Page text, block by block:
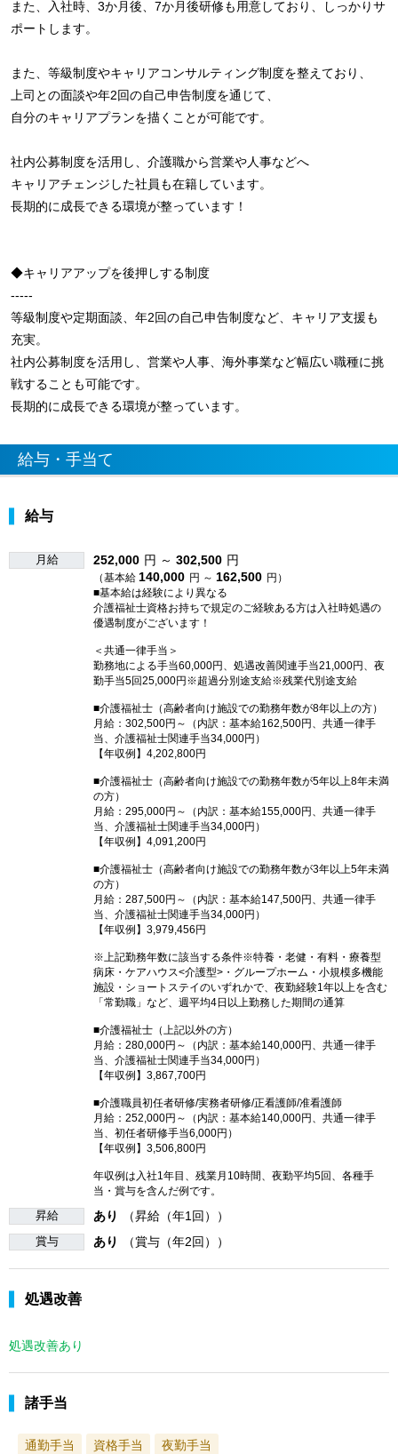
また、入社時、3か月後、7か月後研修も用意しており、しっかりサ
ポートします。
また、等級制度やキャリアコンサルティング制度を整えており、
上司との面談や年2回の自己申告制度を通じて、
自分のキャリアプランを描くことが可能です。
社内公募制度を活用し、介護職から営業や人事などへ
キャリアチェンジした社員も在籍しています。
長期的に成長できる環境が整っています！
◆キャリアアップを後押しする制度
-----
等級制度や定期面談、年2回の自己申告制度など、キャリア支援も
充実。
社内公募制度を活用し、営業や人事、海外事業など幅広い職種に挑
戦することも可能です。
長期的に成長できる環境が整っています。
給与・手当て
給与
月給 252,000 円 ～ 302,500 円
（基本給 140,000 円 ～ 162,500 円）
■基本給は経験により異なる
介護福祉士資格お持ちで規定のご経験ある方は入社時処遇の
優遇制度がございます！
＜共通一律手当＞
勤務地による手当60,000円、処遇改善関連手当21,000円、夜
勤手当5回25,000円※超過分別途支給※残業代別途支給
■介護福祉士（高齢者向け施設での勤務年数が8年以上の方）
月給：302,500円～（内訳：基本給162,500円、共通一律手
当、介護福祉士関連手当34,000円）
【年収例】4,202,800円
■介護福祉士（高齢者向け施設での勤務年数が5年以上8年未満
の方）
月給：295,000円～（内訳：基本給155,000円、共通一律手
当、介護福祉士関連手当34,000円）
【年収例】4,091,200円
■介護福祉士（高齢者向け施設での勤務年数が3年以上5年未満
の方）
月給：287,500円～（内訳：基本給147,500円、共通一律手
当、介護福祉士関連手当34,000円）
【年収例】3,979,456円
※上記勤務年数に該当する条件※特養・老健・有料・療養型
病床・ケアハウス<介護型>・グループホーム・小規模多機能
施設・ショートステイのいずれかで、夜勤経験1年以上を含む
「常勤職」など、週平均4日以上勤務した期間の通算
■介護福祉士（上記以外の方）
月給：280,000円～（内訳：基本給140,000円、共通一律手
当、介護福祉士関連手当34,000円）
【年収例】3,867,700円
■介護職員初任者研修/実務者研修/正看護師/准看護師
月給：252,000円～（内訳：基本給140,000円、共通一律手
当、初任者研修手当6,000円）
【年収例】3,506,800円
年収例は入社1年目、残業月10時間、夜勤平均5回、各種手
当・賞与を含んだ例です。
昇給 あり （昇給（年1回））
賞与 あり （賞与（年2回））
処遇改善
処遇改善あり
諸手当
通勤手当 資格手当 夜勤手当